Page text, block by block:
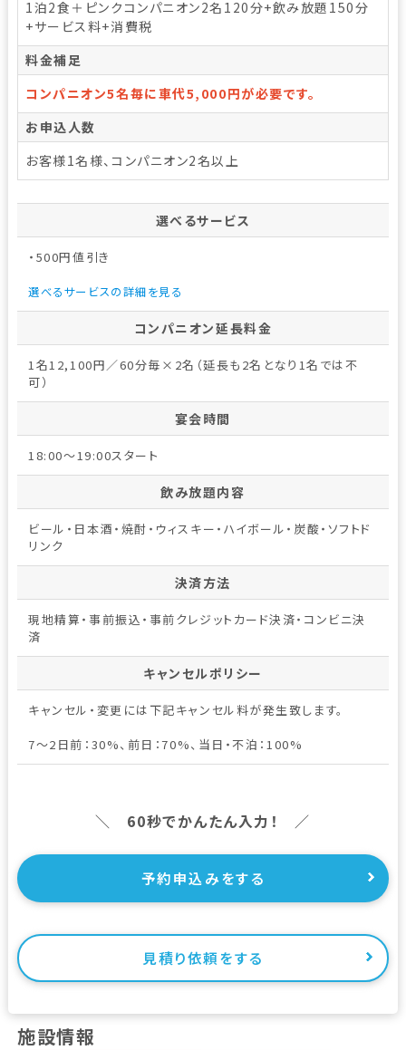
1泊2食＋ピンクコンパニオン2名120分+飲み放題150分
+サービス料+消費税
料金補足
コンパニオン5名毎に車代5,000円が必要です。
お申込人数
お客様1名様、コンパニオン2名以上
選べるサービス
・500円値引き
選べるサービスの詳細を見る
コンパニオン延長料金
1名12,100円／60分毎×2名（延長も2名となり1名では不
可）
宴会時間
18:00～19:00スタート
飲み放題内容
ビール・日本酒・焼酎・ウィスキー・ハイボール・炭酸・ソフトド
リンク
決済方法
現地精算・事前振込・事前クレジットカード決済・コンビニ決
済
キャンセルポリシー
キャンセル・変更には下記キャンセル料が発生致します。
7～2日前：30%、前日：70%、当日・不泊：100%
＼ 60秒でかんたん入力！ ／
予約申込みをする
見積り依頼をする
施設情報